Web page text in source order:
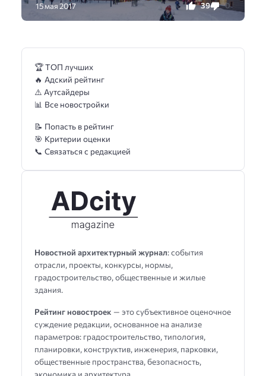
15 мая 2017 39 0
Новостной архитектурный журнал: события
отрасли, проекты, конкурсы, нормы,
градостроительство, общественные и жилые
здания.
Рейтинг новостроек — это субъективное оценочное
суждение редакции, основанное на анализе
параметров: градостроительство, типология,
планировки, конструктив, инженерия, парковки,
общественные пространства, безопасность,
экономика и архитектура.
🏆 ТОП лучших
🔥 Адский рейтинг
⚠️ Аутсайдеры
📊 Все новостройки
📝 Попасть в рейтинг
🎯 Критерии оценки
📞 Связаться с редакцией